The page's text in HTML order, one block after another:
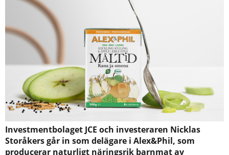
Investmentbolaget JCE och investeraren Nicklas
Storåkers går in som delägare i Alex&Phil, som
producerar naturligt näringsrik barnmat av